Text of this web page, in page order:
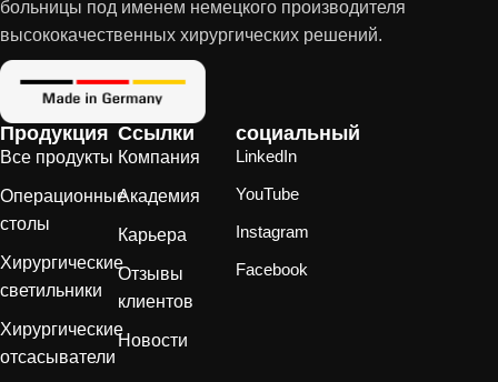
больницы под именем немецкого производителя
высококачественных хирургических решений.
Продукция
Все продукты
Операционные
столы
Хирургические
светильники
Хирургические
отсасыватели
Ссылки
Компания
Академия
Карьера
Отзывы
клиентов
Новости
социальный
LinkedIn
YouTube
Instagram
Facebook